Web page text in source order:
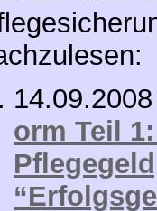
orm Teil
orm Teil